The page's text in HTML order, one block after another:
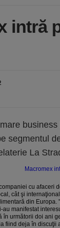
intră
segmentul
La
cu afaceri
cât şi
din Europa.
manifestat
în următorii doi ani
fiind deja în